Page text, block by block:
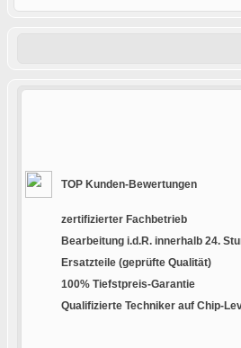
TOP Kunden-Bewertungen
zertifizierter Fachbetrieb
Bearbeitung i.d.R. innerhalb 24.
Ersatzteile (geprüfte Qualität)
100% Tiefstpreis-Garantie
Qualifizierte Techniker auf Chip-